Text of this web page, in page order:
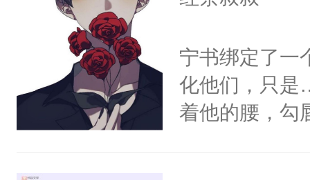
宁书绑定了一
化他们，只是
着他的腰，勾